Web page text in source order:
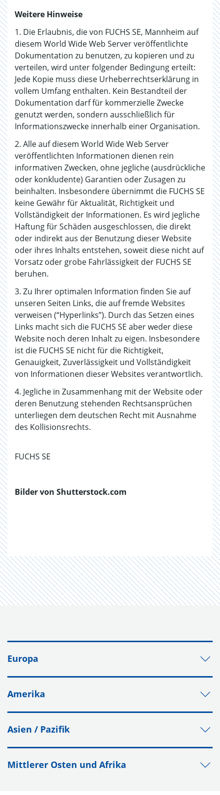
Weitere Hinweise
1. Die Erlaubnis, die von FUCHS SE, Mannheim auf
diesem World Wide Web Server veröffentlichte
Dokumentation zu benutzen, zu kopieren und zu
verteilen, wird unter folgender Bedingung erteilt:
Jede Kopie muss diese Urheberrechtserklärung in
vollem Umfang enthalten. Kein Bestandteil der
Dokumentation darf für kommerzielle Zwecke
genutzt werden, sondern ausschließlich für
Informationszwecke innerhalb einer Organisation.
2. Alle auf diesem World Wide Web Server
veröffentlichten Informationen dienen rein
informativen Zwecken, ohne jegliche (ausdrückliche
oder konkludente) Garantien oder Zusagen zu
beinhalten. Insbesondere übernimmt die FUCHS SE
keine Gewähr für Aktualität, Richtigkeit und
Vollständigkeit der Informationen. Es wird jegliche
Haftung für Schäden ausgeschlossen, die direkt
oder indirekt aus der Benutzung dieser Website
oder ihres Inhalts entstehen, soweit diese nicht auf
Vorsatz oder grobe Fahrlässigkeit der FUCHS SE
beruhen.
3. Zu Ihrer optimalen Information finden Sie auf
unseren Seiten Links, die auf fremde Websites
verweisen (“Hyperlinks”). Durch das Setzen eines
Links macht sich die FUCHS SE aber weder diese
Website noch deren Inhalt zu eigen. Insbesondere
ist die FUCHS SE nicht für die Richtigkeit,
Genauigkeit, Zuverlässigkeit und Vollständigkeit
von Informationen dieser Websites verantwortlich.
4. Jegliche in Zusammenhang mit der Website oder
deren Benutzung stehenden Rechtsansprüchen
unterliegen dem deutschen Recht mit Ausnahme
des Kollisionsrechts.
FUCHS SE
Bilder von Shutterstock.com
Europa
Amerika
Asien / Pazifik
Mittlerer Osten und Afrika